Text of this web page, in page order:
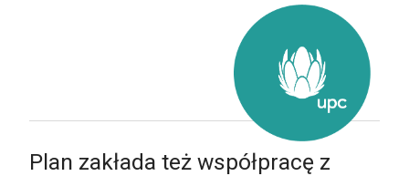
Plan zakłada też współpracę z